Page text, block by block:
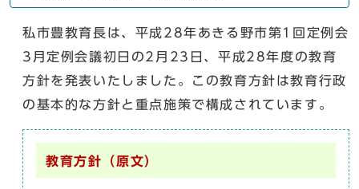
私市豊教育長は、平成28年あきる野市第1回定例会
3月定例会議初日の2月23日、平成28年度の教育
方針を発表いたしました。この教育方針は教育行政
の基本的な方針と重点施策で構成されています。
教育方針（原文）